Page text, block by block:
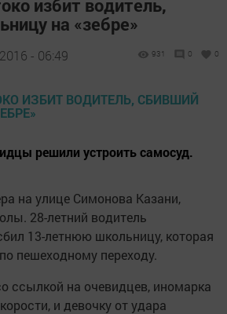
избит водитель,
на «зебре»
- 06:49 931 0 0
решили устроить самосуд.
на улице Симонова Казани,
28-летний водитель
13-летнюю школьницу, которая
пешеходному переходу.
ссылкой на очевидцев, иномарка
и девочку от удара